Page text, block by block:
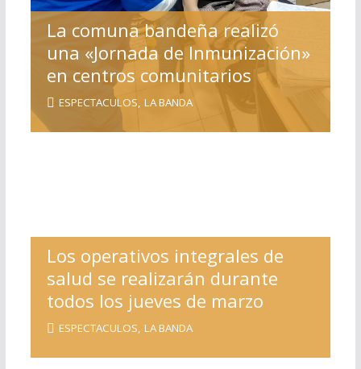
La comuna bandeña realizó
una «Jornada de Inmunización»
en centros comunitarios
ESPECTACULOS, LA BANDA
Los operativos integrales de
salud se realizarán durante
todos los jueves de marzo
ESPECTACULOS, LA BANDA